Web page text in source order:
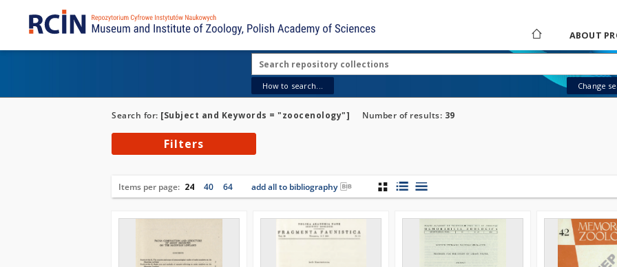
ABOUT
How to search... Change
Search for: [Subject and Keywords = "zoocenology"] Number of results: 39
Filters
Items per page: 24 40 64 add all to bibliography